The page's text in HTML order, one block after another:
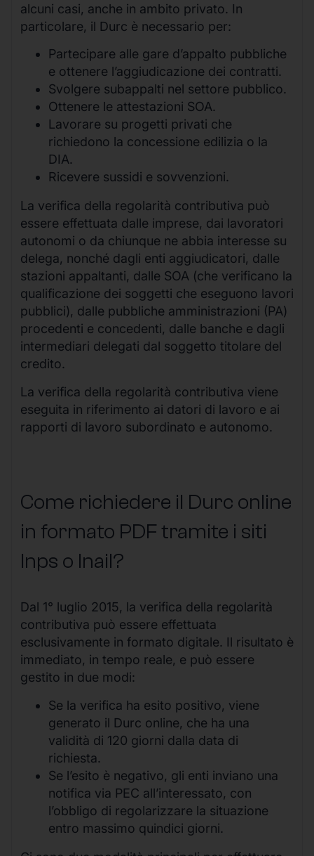
alcuni casi, anche in ambito privato. In
particolare, il Durc è necessario per:
Partecipare alle gare d’appalto pubbliche
e ottenere l’aggiudicazione dei contratti.
Svolgere subappalti nel settore pubblico.
Ottenere le attestazioni SOA.
Lavorare su progetti privati che
richiedono la concessione edilizia o la
DIA.
Ricevere sussidi e sovvenzioni.
La verifica della regolarità contributiva può
essere effettuata dalle imprese, dai lavoratori
autonomi o da chiunque ne abbia interesse su
delega, nonché dagli enti aggiudicatori, dalle
stazioni appaltanti, dalle SOA (che verificano la
qualificazione dei soggetti che eseguono lavori
pubblici), dalle pubbliche amministrazioni (PA)
procedenti e concedenti, dalle banche e dagli
intermediari delegati dal soggetto titolare del
credito.
La verifica della regolarità contributiva viene
eseguita in riferimento ai datori di lavoro e ai
rapporti di lavoro subordinato e autonomo.
Come richiedere il Durc online
in formato PDF tramite i siti
Inps o Inail?
Dal 1° luglio 2015, la verifica della regolarità
contributiva può essere effettuata
esclusivamente in formato digitale. Il risultato è
immediato, in tempo reale, e può essere
gestito in due modi:
Se la verifica ha esito positivo, viene
generato il Durc online, che ha una
validità di 120 giorni dalla data di
richiesta.
Se l’esito è negativo, gli enti inviano una
notifica via PEC all’interessato, con
l’obbligo di regolarizzare la situazione
entro massimo quindici giorni.